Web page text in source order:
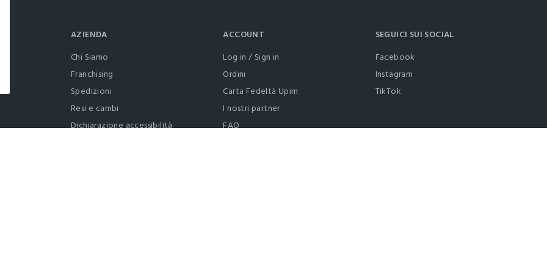
AZIENDA
Chi Siamo
Franchising
Spedizioni
Resi e cambi
Dichiarazione accessibilità
ACCOUNT
Log in / Sign in
Ordini
Carta Fedeltà Upim
I nostri partner
FAQ
SEGUICI SUI SOCIAL
Facebook
Instagram
TikTok